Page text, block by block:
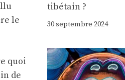
le
quoi
de
tibétain ?
30 septembre 2024